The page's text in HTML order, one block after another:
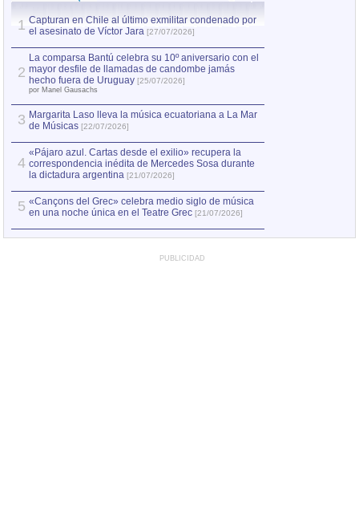
1 Capturan en Chile al último exmilitar condenado por
el asesinato de Víctor Jara [27/07/2026]
2
La comparsa Bantú celebra su 10º aniversario con el
mayor desfile de llamadas de candombe jamás
hecho fuera de Uruguay [25/07/2026]
por Manel Gausachs
3 Margarita Laso lleva la música ecuatoriana a La Mar
de Músicas [22/07/2026]
4
«Pájaro azul. Cartas desde el exilio» recupera la
correspondencia inédita de Mercedes Sosa durante
la dictadura argentina [21/07/2026]
5 «Cançons del Grec» celebra medio siglo de música
en una noche única en el Teatre Grec [21/07/2026]
PUBLICIDAD